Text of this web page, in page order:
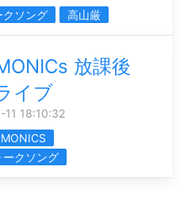
クソング 高山厳
放課後
イブ
11 18:10:32
ークソング